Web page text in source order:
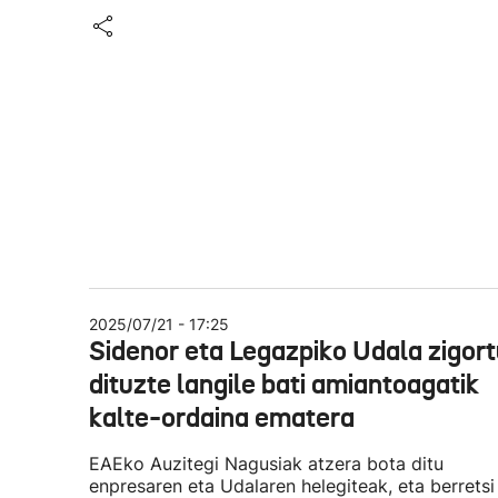
2025/07/21 - 17:25
Sidenor eta Legazpiko Udala
dituzte langile bati amiantoagatik
kalte-ordaina ematera
EAEko Auzitegi Nagusiak atzera bota ditu
enpresaren eta Udalaren helegiteak, eta berretsi